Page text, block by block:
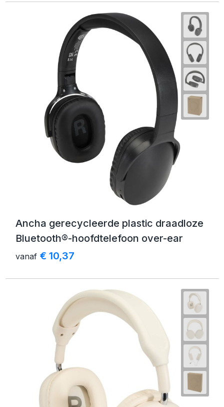
Ancha gerecycleerde plastic draadloze
Bluetooth®-hoofdtelefoon over-ear
vanaf € 10,37